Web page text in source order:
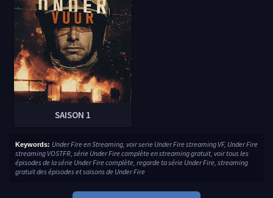
SAISON 1
Keywords: Under Fire en Streaming, voir serie Under Fire streaming VF, Under Fire
streaming VOSTFR, série Under Fire complète en streaming gratuit, voir tous les
épisodes de la série Under Fire complète, regarde ta série Under Fire, streaming
gratuit des épisodes et saisons de Under Fire